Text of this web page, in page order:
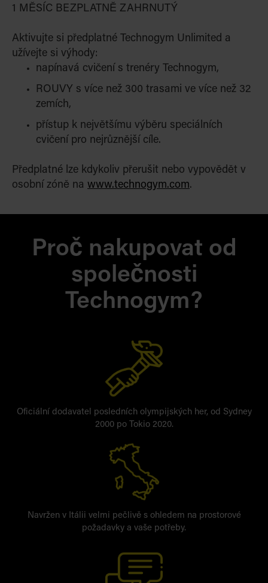
1 MĚSÍC BEZPLATNĚ ZAHRNUTÝ
Aktivujte si předplatné Technogym Unlimited a
užívejte si výhody:
napínavá cvičení s trenéry Technogym,
ROUVY s více než 300 trasami ve více než 32
zemích,
přístup k největšímu výběru speciálních
cvičení pro nejrůznější cíle.
Předplatné lze kdykoliv přerušit nebo vypovědět v
osobní zóně na www.technogym.com.
Proč nakupovat od
společnosti
Technogym?
Oficiální dodavatel posledních olympijských her, od Sydney
2000 po Tokio 2020.
Navržen v Itálii velmi pečlivě s ohledem na prostorové
požadavky a vaše potřeby.